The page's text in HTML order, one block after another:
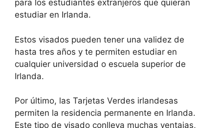
para los estudiantes extranjeros que quieran
estudiar en Irlanda.
Estos visados pueden tener una validez de
hasta tres años y te permiten estudiar en
cualquier universidad o escuela superior de
Irlanda.
Por último, las Tarjetas Verdes irlandesas
permiten la residencia permanente en Irlanda.
Este tipo de visado conlleva muchas ventajas,